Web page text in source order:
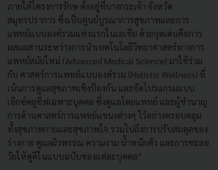
ภายใต้โครงการรักษ ตั้งอยู่ที่บางกระเจ้า จังหวัด
สมุทรปราการ ซึ่งเป็นศูนย์บูรณาการสุขภาพและการ
แพทย์แบบองค์รวมแห่งแรกในเอเชีย ด้วยจุดเด่นคือการ
ผสมผสานระหว่างการนำเทคโนโลยีวิทยาศาสตร์ทางการ
แพทย์สมัยใหม่ (Advanced Medical Science) มาใช้ร่วม
กับ ศาสตร์การแพทย์แบบองค์รวม (Holistic Wellness) ที่
เน้นการดูแลสุขภาพเชิงป้องกัน และจัดโปรแกรมแบบ
เอ็กซ์คลูซีฟเฉพาะบุคคล ซึ่งดูแลโดยแพทย์ และผู้ชำนาญ
การด้านศาสตร์การแพทย์แขนงต่างๆ ไว้อย่างครอบคลุม
ทั้งสุขภาพกายและสุขภาพใจ รวมไปถึงการปรับสมดุลของ
ร่างกาย ดูแลผิวพรรณ ความงาม น้ำหนักตัว และการชะลอ
วัยให้ดูดีในแบบฉบับของแต่ละบุคคล”